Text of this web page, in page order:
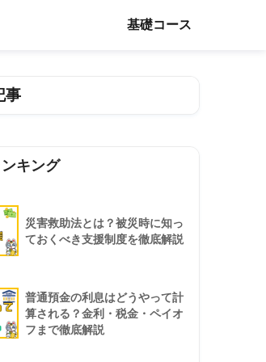
基礎コース
事
キング
災害救助法とは？被災時に知っ
ておくべき支援制度を徹底解説
普通預金の利息はどうやって計
算される？金利・税金・ペイオ
フまで徹底解説